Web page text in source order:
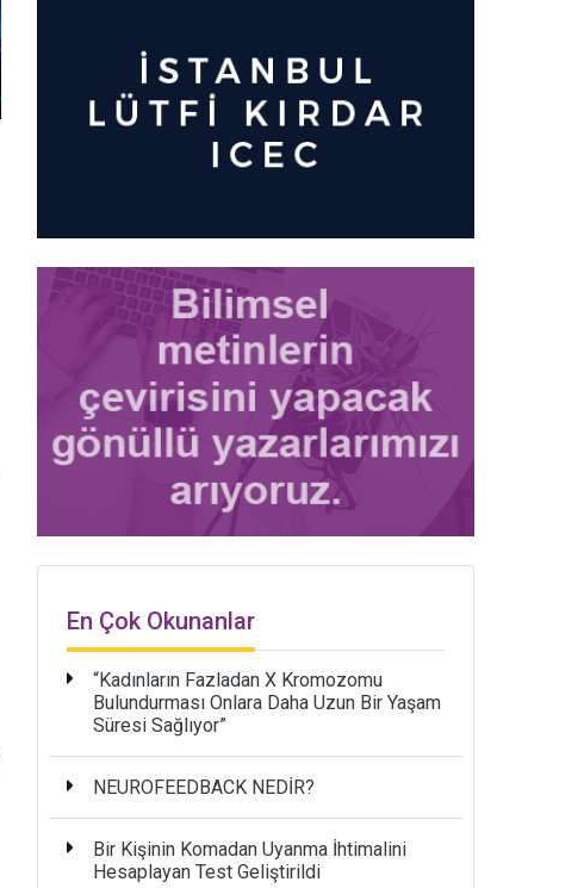
En Çok Okunanlar
“Kadınların Fazladan X Kromozomu
Bulundurması Onlara Daha Uzun Bir Yaşam
Süresi Sağlıyor”
NEUROFEEDBACK NEDİR?
Bir Kişinin Komadan Uyanma İhtimalini
Hesaplayan Test Geliştirildi